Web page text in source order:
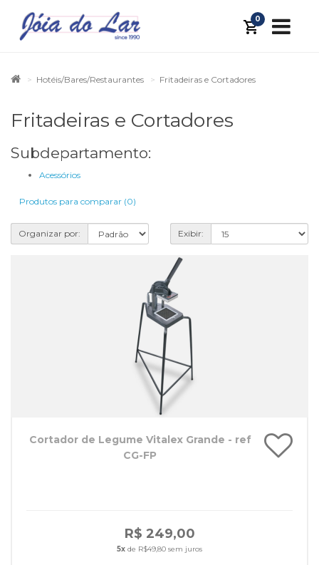
0
Hotéis/Bares/Restaurantes Fritadeiras e Cortadores
Fritadeiras e Cortadores
Subdepartamento:
Acessórios
Produtos para comparar (0)
Organizar por: Exibir:
Cortador de Legume Vitalex Grande - ref
CG-FP
R$ 249,00
5x de R$49,80 sem juros